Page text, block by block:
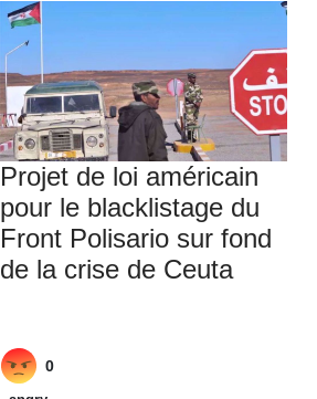
Projet de loi américain
pour le blacklistage du
Front Polisario sur fond
de la crise de Ceuta